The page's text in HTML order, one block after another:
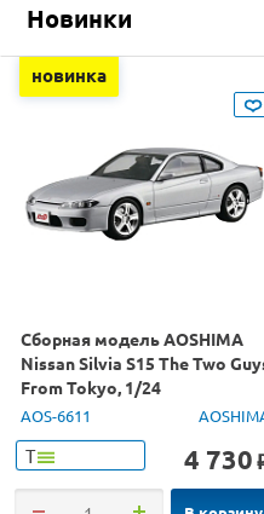
Новинки
новинка
Сборная модель AOSHIMA
Nissan Silvia S15 The Two
From Tokyo, 1/24
AOS-6611
Т 4 730